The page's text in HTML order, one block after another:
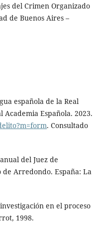
del Crimen Organizado
de Buenos Aires –
española de la Real
Academia Española. 2023.
. Consultado
del Juez de
Arredondo. España: La
en el proceso
1998.